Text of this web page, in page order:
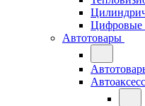
Цифровые
Автотовары